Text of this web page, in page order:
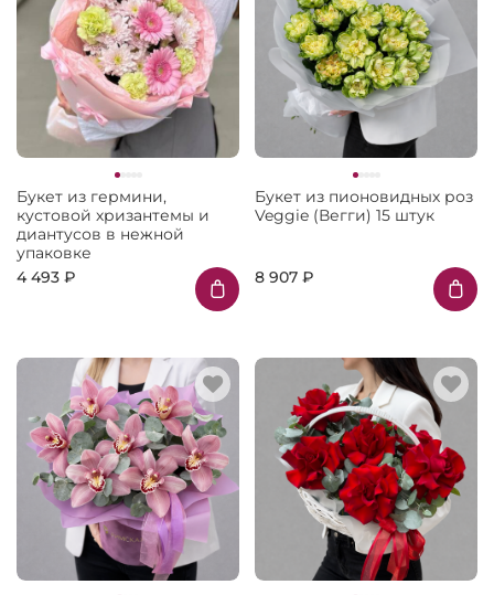
Букет из гермини,
кустовой хризантемы и
диантусов в нежной
упаковке
4 493 ₽
Букет из пионовидных роз
Veggie (Вегги) 15 штук
8 907 ₽